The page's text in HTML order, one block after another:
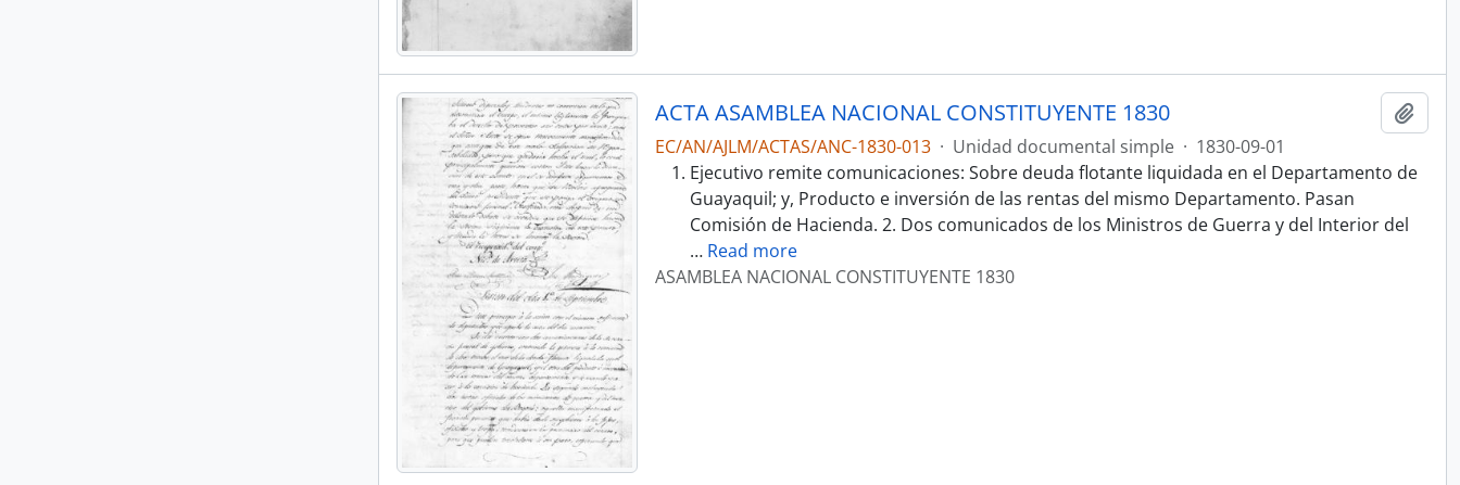
ACTA ASAMBLEA NACIONAL CONSTITUYENTE 1830
EC/AN/AJLM/ACTAS/ANC-1830-013 · Unidad documental simple · 1830-09-01
Ejecutivo remite comunicaciones: Sobre deuda flotante liquidada en el Departamento de
Guayaquil; y, Producto e inversión de las rentas del mismo Departamento. Pasan
Comisión de Hacienda. 2. Dos comunicados de los Ministros de Guerra y del Interior del
… Read more
ASAMBLEA NACIONAL CONSTITUYENTE 1830